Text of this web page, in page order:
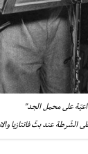
على محمل الجد”
الشّرطة عند بثّ فانتازيا